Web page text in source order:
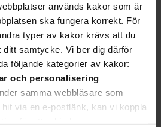
används kakor som är
ska fungera korrekt. För
typer av kakor krävs att du
ditt samtycke. Vi ber dig därför
följande kategorier av kakor:
och personalisering
samma webbläsare som
via en e-postlänk, kan vi koppla